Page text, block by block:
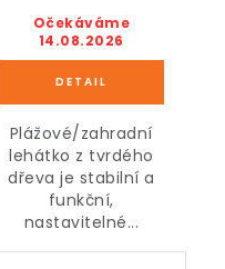
Očekáváme
14.08.2026
Plážové/zahradní
lehátko z tvrdého
dřeva je stabilní a
funkční,
nastavitelné...